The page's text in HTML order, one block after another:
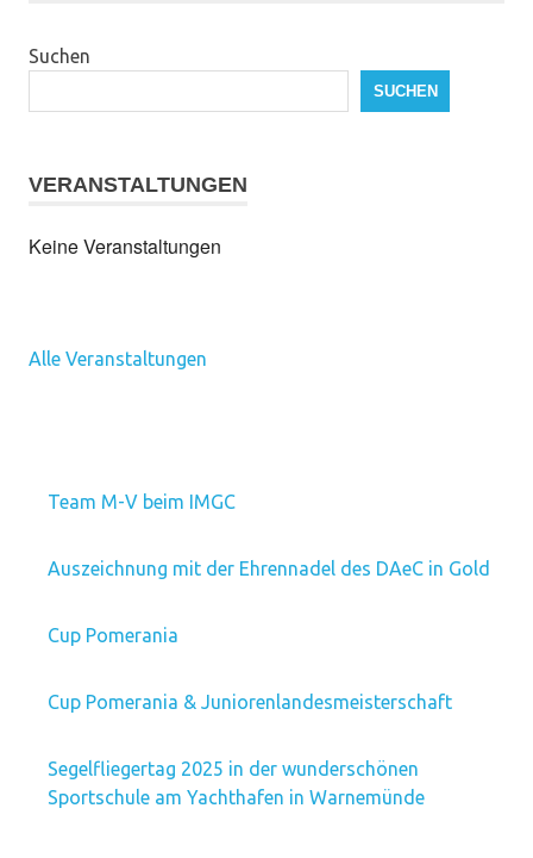
Suchen
SUCHEN
VERANSTALTUNGEN
Keine Veranstaltungen
Alle Veranstaltungen
Team M-V beim IMGC
Auszeichnung mit der Ehrennadel des DAeC in Gold
Cup Pomerania
Cup Pomerania & Juniorenlandesmeisterschaft
Segelfliegertag 2025 in der wunderschönen
Sportschule am Yachthafen in Warnemünde